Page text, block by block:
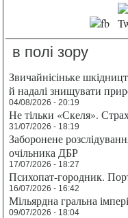
в полі зору
Звичайнісіньке
й надалі знищувати
04/08/2026 - 20:19
Не тільки «Скеля».
31/07/2026 - 18:19
Заборонене
очільника ДБР
17/07/2026 - 18:27
Психопат-городник.
16/07/2026 - 16:42
Мільярдна гральна
09/07/2026 - 18:04